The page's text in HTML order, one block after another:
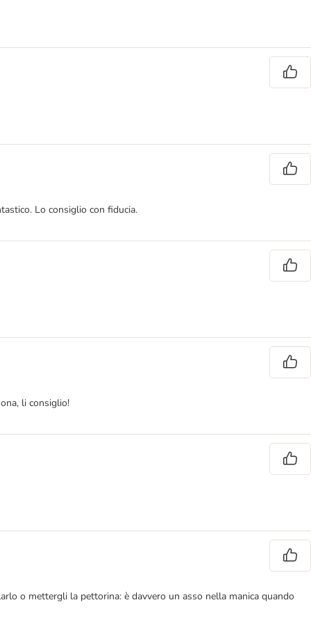
Lo consiglio con fiducia.
li consiglio!
o mettergli la pettorina: è davvero un asso nella manica quando